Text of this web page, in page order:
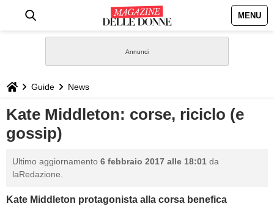
MENU
STILE
BIOGRAFIE
DEFINIZIONI
GASTRONOMIA
Guide News
Kate Middleton: corse, riciclo (e
gossip)
Ultimo aggiornamento 6 febbraio 2017 alle 18:01 da
laRedazione.
Kate Middleton protagonista alla corsa benefica